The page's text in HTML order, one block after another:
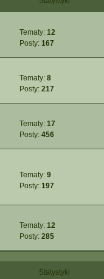
Tematy: 12
Posty: 167
Tematy: 8
Posty: 217
Tematy: 17
Posty: 456
Tematy: 9
Posty: 197
Tematy: 12
Posty: 285
Statystyki